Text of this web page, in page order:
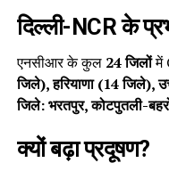
दिल्ली-NCR के
एनसीआर के कुल 24 जिलोंमें
जिले), हरियाणा (14 जिले),
जिले: भरतपुर, कोटपुतली-
क्यों बढ़ा प्रदूषण?